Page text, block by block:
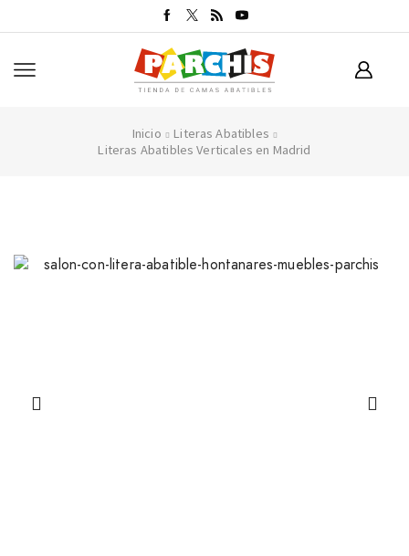
Inicio
Literas Abatibles
Literas Abatibles Verticales en Madrid